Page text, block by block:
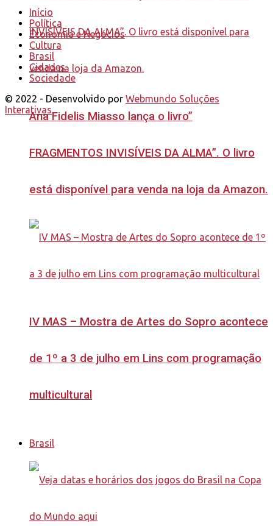
Ana Fidelis Miasso lança o livro”
FRAGMENTOS INVISÍVEIS DA ALMA”. O livro
está disponível para venda na loja da Amazon.
IV MAS – Mostra de Artes do Sopro acontece
de 1º a 3 de julho em Lins com programação
multicultural
Brasil
Início
Política
Economia e Negócios
Cultura
Brasil
Cidades
Sociedade
© 2022 - Desenvolvido por Webmundo Soluções
Interativas